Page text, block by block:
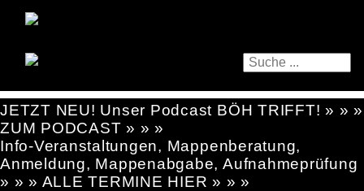
JETZT NEU! Unser Podcast BÖH TRIFFT! » » »
ZUM PODCAST » » »
Info-Veranstaltungen, Mappenberatung,
Anmeldung, Mappenabgabe, Aufnahmeprüfung
» » » ALLE TERMINE HIER » » »